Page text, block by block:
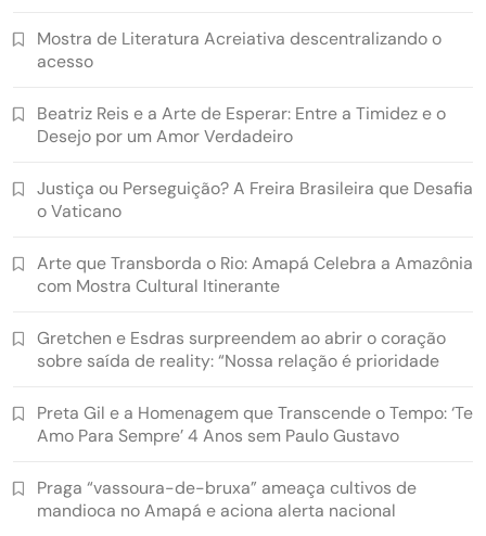
Mostra de Literatura Acreiativa descentralizando o
acesso
Beatriz Reis e a Arte de Esperar: Entre a Timidez e o
Desejo por um Amor Verdadeiro
Justiça ou Perseguição? A Freira Brasileira que Desafia
o Vaticano
Arte que Transborda o Rio: Amapá Celebra a Amazônia
com Mostra Cultural Itinerante
Gretchen e Esdras surpreendem ao abrir o coração
sobre saída de reality: “Nossa relação é prioridade
Preta Gil e a Homenagem que Transcende o Tempo: ‘Te
Amo Para Sempre’ 4 Anos sem Paulo Gustavo
Praga “vassoura-de-bruxa” ameaça cultivos de
mandioca no Amapá e aciona alerta nacional